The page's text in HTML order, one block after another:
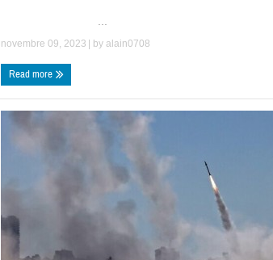
novembre 09, 2023 | by alain0708
Read more